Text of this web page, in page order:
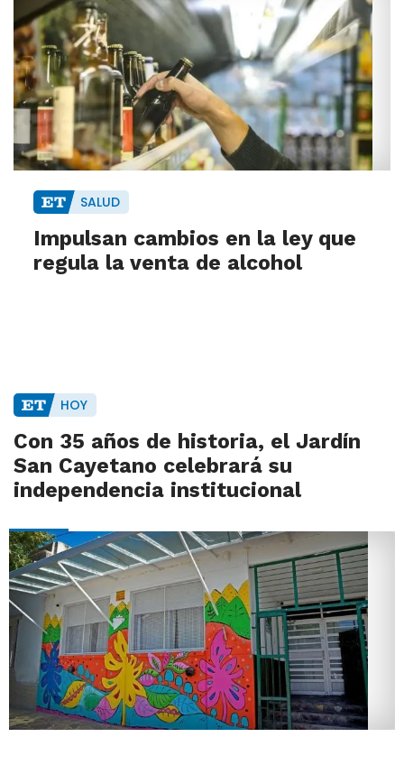
SALUD
Impulsan cambios en la ley que
regula la venta de alcohol
HOY
Con 35 años de historia, el Jardín
San Cayetano celebrará su
independencia institucional